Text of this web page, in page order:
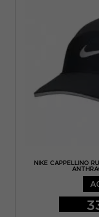
NIKE CAPPELLINO